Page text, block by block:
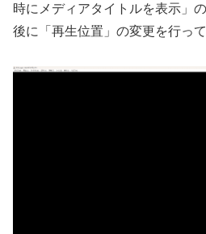
時にメディアタイトルを表示」
後に「再生位置」の変更を行っ